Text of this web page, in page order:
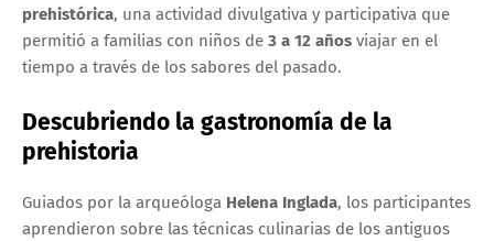
prehistórica, una actividad divulgativa y participativa que
permitió a familias con niños de 3 a 12 años viajar en el
tiempo a través de los sabores del pasado.
Descubriendo la gastronomía de la
prehistoria
Guiados por la arqueóloga Helena Inglada, los participantes
aprendieron sobre las técnicas culinarias de los antiguos